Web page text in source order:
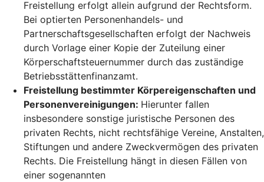
Freistellung erfolgt allein aufgrund der Rechtsform.
Bei optierten Personenhandels- und
Partnerschaftsgesellschaften erfolgt der Nachweis
durch Vorlage einer Kopie der Zuteilung einer
Körperschaftsteuernummer durch das zuständige
Betriebsstättenfinanzamt.
Freistellung bestimmter Körpereigenschaften und
Personenvereinigungen: Hierunter fallen
insbesondere sonstige juristische Personen des
privaten Rechts, nicht rechtsfähige Vereine, Anstalten,
Stiftungen und andere Zweckvermögen des privaten
Rechts. Die Freistellung hängt in diesen Fällen von
einer sogenannten